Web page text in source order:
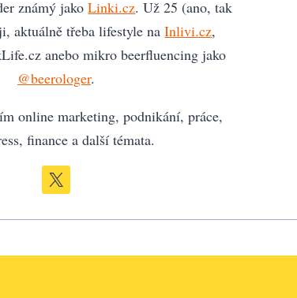
známý jakoLinki.cz. Už 25 (ano, tak
aktuálně třeba lifestyle naInlivi.cz,
anebo mikro beerfluencing jako
@beerologer.
online marketing, podnikání, práce,
finance a další témata.